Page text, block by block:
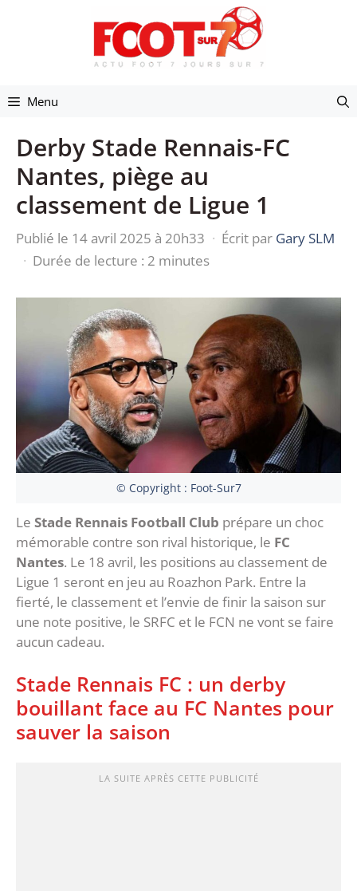
Menu
Derby Stade Rennais-FC
Nantes, piège au
classement de Ligue 1
Publié le 14 avril 2025 à 20h33 · Écrit par Gary SLM
· Durée de lecture : 2 minutes
© Copyright : Foot-Sur7
Le Stade Rennais Football Club prépare un choc
mémorable contre son rival historique, le FC
Nantes. Le 18 avril, les positions au classement de
Ligue 1 seront en jeu au Roazhon Park. Entre la
fierté, le classement et l’envie de finir la saison sur
une note positive, le SRFC et le FCN ne vont se faire
aucun cadeau.
Stade Rennais FC : un derby
bouillant face au FC Nantes pour
sauver la saison
LA SUITE APRÈS CETTE PUBLICITÉ